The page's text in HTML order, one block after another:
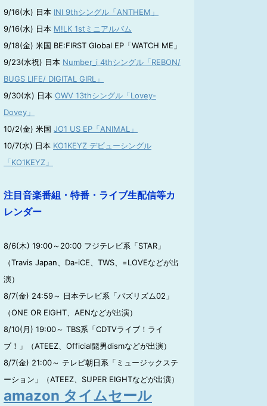
9/16(水) 日本 INI 9thシングル「ANTHEM」
9/16(水) 日本 M!LK 1stミニアルバム
9/18(金) 米国 BE:FIRST Global EP「WATCH ME」
9/23(水祝) 日本 Number_i 4thシングル「REBON/
BUGS LIFE/ DIGITAL GIRL」
9/30(水) 日本 OWV 13thシングル「Lovey-
Dovey」
10/2(金) 米国 JO1 US EP「ANIMAL」
10/7(水) 日本 KO1KEYZ デビューシングル
「KO1KEYZ」
注目音楽番組・特番・ライブ生配信等カ
レンダー
8/6(木) 19:00～20:00 フジテレビ系「STAR」
（Travis Japan、Da-iCE、TWS、=LOVEなどが出
演）
8/7(金) 24:59～ 日本テレビ系「バズリズム02」
（ONE OR EIGHT、AENなどが出演）
8/10(月) 19:00～ TBS系「CDTVライブ！ライ
ブ！」（ATEEZ、Official髭男dismなどが出演）
8/7(金) 21:00～ テレビ朝日系「ミュージックステ
ーション」（ATEEZ、SUPER EIGHTなどが出演）
amazon タイムセール